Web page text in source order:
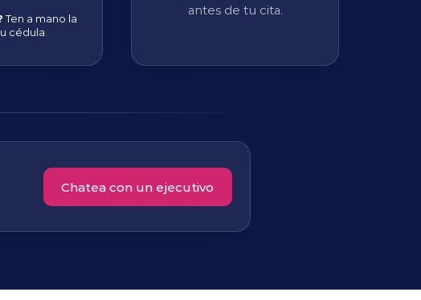
Ten a mano la
cédula.
antes de tu cita.
Chatea con un ejecutivo